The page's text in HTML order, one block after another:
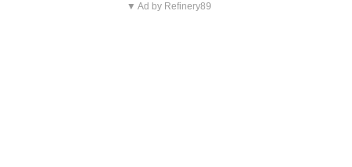
▼ Ad by Refinery89